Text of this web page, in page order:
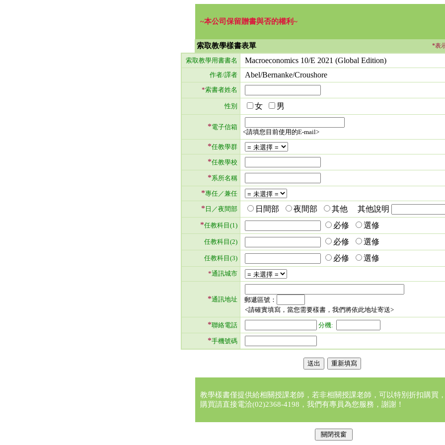
~本公司保留贈書與否的權利~
索取教學樣書表單 *表
索取教學用書書名 Macroeconomics 10/E 2021 (Global Edition)
作者/譯者 Abel/Bernanke/Croushore
*索書者姓名
性別 女 男
*電子信箱
<請填您目前使用的E-mail>
*任教學群
*任教學校
*系所名稱
*專任／兼任
* 日／夜間部 日間部 夜間部
其他 其他說明
*任教科目(1) 必修 選修
任教科目(2) 必修 選修
任教科目(3) 必修 選修
*通訊城市
*通訊地址
郵遞區號：
<請確實填寫，當您需要樣書，我們將依此地址寄送>
*聯絡電話 分機:
*手機號碼
教學樣書僅提供給相關授課老師，若非相關授課老師，可以特別折扣購買
購買請直接電洽(02)2368-4198，我們有專員為您服務，謝謝！